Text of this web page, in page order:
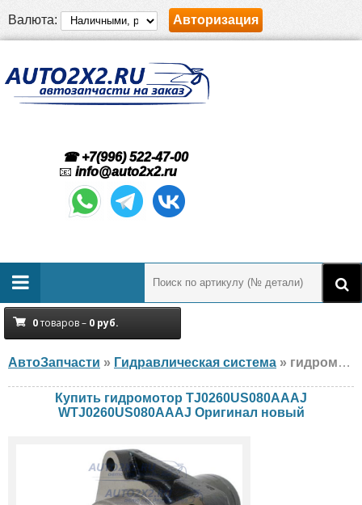
Валюта: Авторизация
☎ +7(996) 522-47-00
📧 info@auto2x2.ru
0товаров – 0 руб.
АвтоЗапчасти » Гидравлическая система » гидромотор Оригинал TJ0260US080AAAJ WTJ0260US080AAAJ John Deere, GEHL, Skyjack, новый
Купить гидромотор TJ0260US080AAAJ
WTJ0260US080AAAJ Оригинал новый